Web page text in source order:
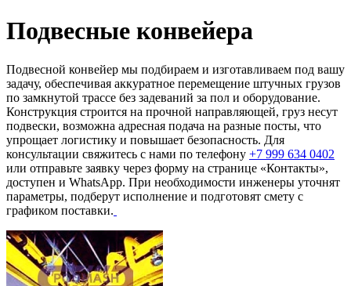
Подвесные конвейера
Подвесной конвейер мы подбираем и изготавливаем под вашу
задачу, обеспечивая аккуратное перемещение штучных грузов
по замкнутой трассе без задеваний за пол и оборудование.
Конструкция строится на прочной направляющей, груз несут
подвески, возможна адресная подача на разные посты, что
упрощает логистику и повышает безопасность. Для
консультации свяжитесь с нами по телефону +7 999 634 0402
или отправьте заявку через форму на странице «Контакты»,
доступен и WhatsApp. При необходимости инженеры уточнят
параметры, подберут исполнение и подготовят смету с
графиком поставки.